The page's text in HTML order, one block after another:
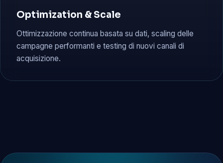
Optimization & Scale
Ottimizzazione continua basata su dati, scaling delle
campagne performanti e testing di nuovi canali di
acquisizione.